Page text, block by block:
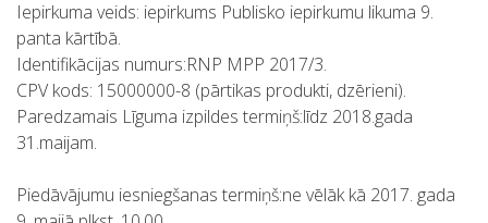
Iepirkuma veids: iepirkums Publisko iepirkumu likuma 9.
panta kārtībā.
Identifikācijas numurs:RNP MPP 2017/3.
CPV kods: 15000000-8 (pārtikas produkti, dzērieni).
Paredzamais Līguma izpildes termiņš:līdz 2018.gada
31.maijam.
Piedāvājumu iesniegšanas termiņš:ne vēlāk kā 2017. gada